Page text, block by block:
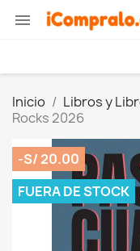

Inicio Libros y
Rocks 2026
-S/ 20.00
FUERA DE STOCK